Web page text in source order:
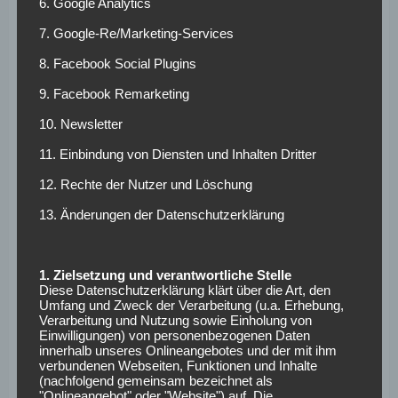
Aktion der Gastgeber, mit über 17 Minuten zu spielen in
der ersten Häfte.
Die letzten 15
Minuten
Das Stadion wurde lauter mit jeder guten Aktion des FCA,
allmählich unter Druck und ließ eine weitere Chance zu. Ein
Foul von Freiburg bedeutete Freistoß für Augsburg, die
Chance von den Breisgauern, die sich dem Tor von Finn
Dahmer nährten. Der Vorstoß wurde aber unterbunden, da
Grifo den Ball Zentimeter am Tor vorbei setzte.
Nächster Angriff von Augsburg, aber dieser wurde zur
Ecke geklärt. Erst kurz ausgeführt und dann als Flanke in
7. Google-Re/Marketing-Services
8. Facebook Social Plugins
9. Facebook Remarketing
10. Newsletter
11. Einbindung von Diensten und Inhalten Dritter
12. Rechte der Nutzer und Löschung
13. Änderungen der Datenschutzerklärung
1. Zielsetzung und verantwortliche Stelle
Diese Datenschutzerklärung klärt über die Art, den
Umfang und Zweck der Verarbeitung (u.a. Erhebung,
Verarbeitung und Nutzung sowie Einholung von
Einwilligungen) von personenbezogenen Daten
innerhalb unseres Onlineangebotes und der mit ihm
verbundenen Webseiten, Funktionen und Inhalte
(nachfolgend gemeinsam bezeichnet als